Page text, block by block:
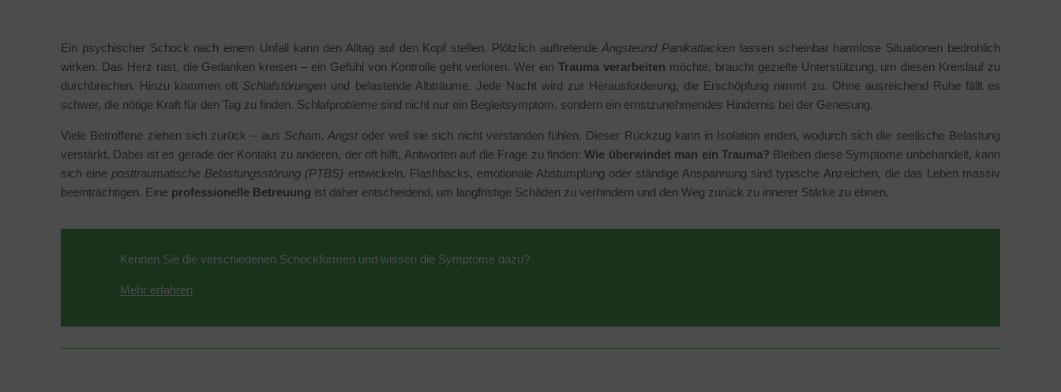
Ein psychischer Schock nach einem Unfall kann den Alltag auf den Kopf stellen. Plötzlich auftretendeÄngsteund Panikattacken lassen scheinbar harmlose Situationen bedrohlich
wirken. Das Herz rast, die Gedanken kreisen – ein Gefühl von Kontrolle geht verloren. Wer einTrauma verarbeiten möchte, braucht gezielte Unterstützung, um diesen Kreislauf zu
durchbrechen. Hinzu kommen oft Schlafstörungen und belastende Albträume. Jede Nacht wird zur Herausforderung, die Erschöpfung nimmt zu. Ohne ausreichend Ruhe fällt es
schwer, die nötige Kraft für den Tag zu finden. Schlafprobleme sind nicht nur ein Begleitsymptom, sondern ein ernstzunehmendes Hindernis bei der Genesung.
Viele Betroffene ziehen sich zurück – aus Scham, Angstoder weil sie sich nicht verstanden fühlen. Dieser Rückzug kann in Isolation enden, wodurch sich die seelische Belastung
verstärkt. Dabei ist es gerade der Kontakt zu anderen, der oft hilft, Antworten auf die Frage zu finden:Wie überwindet man ein Trauma? Bleiben diese Symptome unbehandelt, kann
sich eine posttraumatische Belastungsstörung (PTBS) entwickeln. Flashbacks, emotionale Abstumpfung oder ständige Anspannung sind typische Anzeichen, die das Leben massiv
beeinträchtigen. Eine professionelle Betreuung ist daher entscheidend, um langfristige Schäden zu verhindern und den Weg zurück zu innerer Stärke zu ebnen.
Kennen Sie die verschiedenen Schockformen und wissen die Symptome dazu?
Mehr erfahren